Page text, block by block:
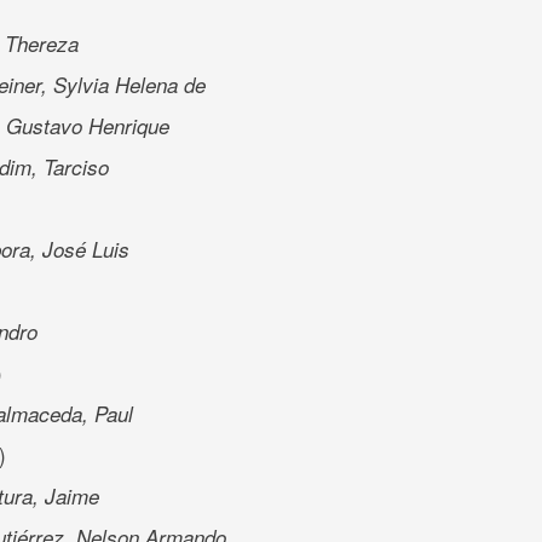
Sylvia Helena de
Henrique
Tarciso
José Luis
Paul
Jaime